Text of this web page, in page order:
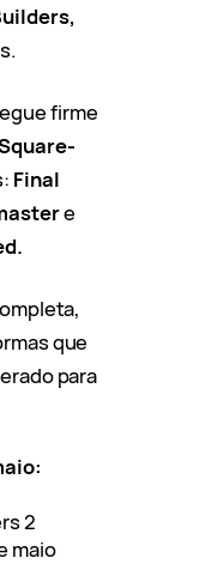
firme
Final
e
que
para
2
maio